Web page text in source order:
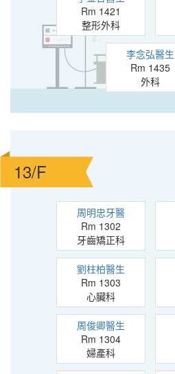
Rm 1421
整形外科
李念弘醫生
Rm 1435
外科
13/F
周明忠牙醫
Rm 1302
牙齒矯正科
劉柱柏醫生
Rm 1303
心臟科
周俊卿醫生
Rm 1304
婦產科